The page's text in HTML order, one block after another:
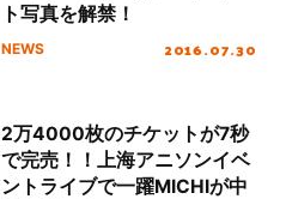
ト写真を解禁！
NEWS 2016.07.30
2万4000枚のチケットが7秒
で完売！！上海アニソンイベ
ントライブで一躍MICHIが中